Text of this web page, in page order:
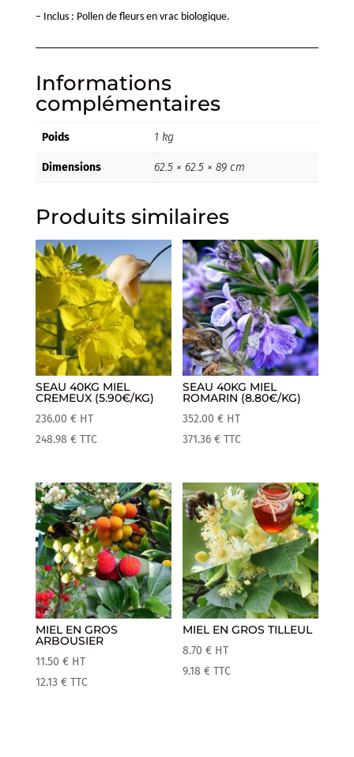
– Inclus : Pollen de fleurs en vrac biologique.
Informations
complémentaires
Poids 1 kg
Dimensions 62.5 × 62.5 × 89 cm
Produits similaires
SEAU 40KG MIEL
CREMEUX (5.90€/KG)
236.00 € HT
248.98 € TTC
SEAU 40KG MIEL
ROMARIN (8.80€/KG)
352.00€ HT
371.36€ TTC
MIEL EN GROS
ARBOUSIER
11.50 € HT
12.13 € TTC
MIEL EN GROS TILLEUL
8.70€ HT
9.18€ TTC